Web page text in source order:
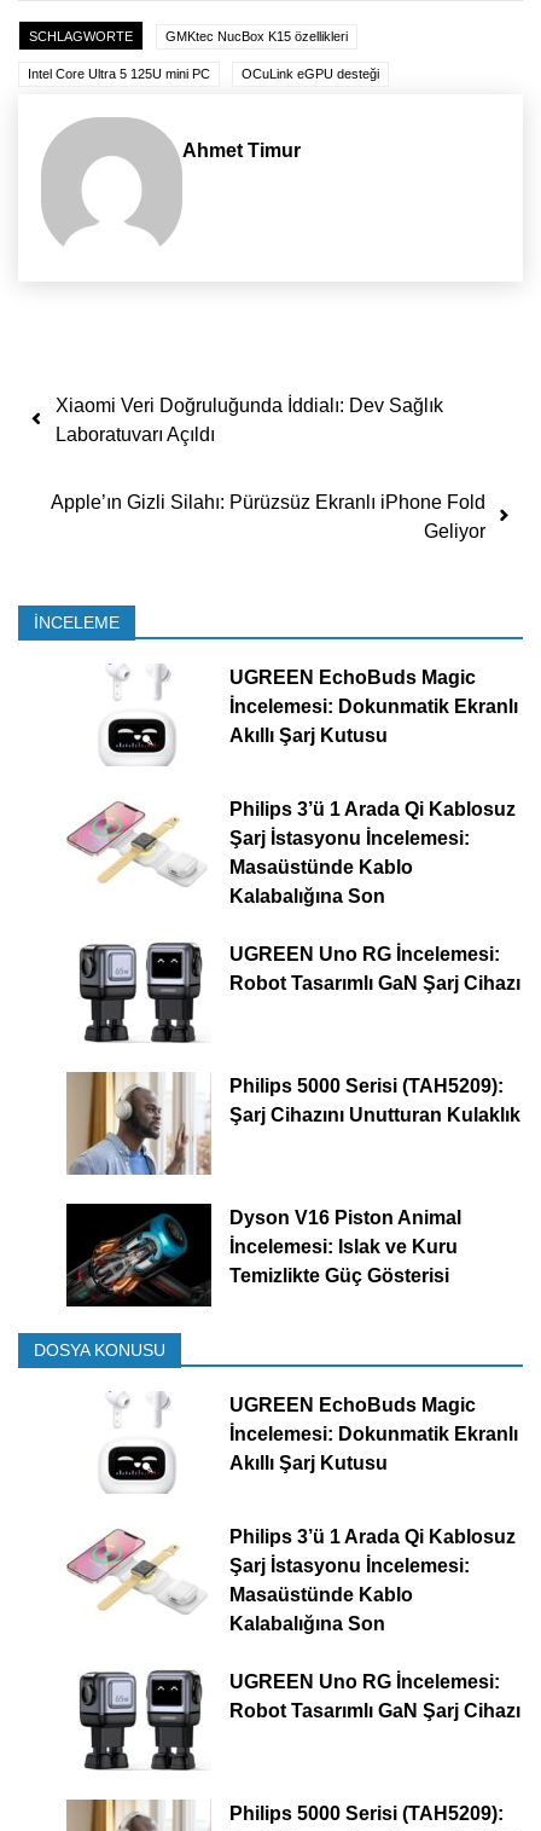
SCHLAGWORTE GMKtec NucBox K15 özellikleri
Intel Core Ultra 5 125U mini PC OCuLink eGPU desteği
Ahmet Timur
Yazı dolaşımı
Xiaomi Veri Doğruluğunda İddialı: Dev Sağlık
Laboratuvarı Açıldı
Apple’ın Gizli Silahı: Pürüzsüz Ekranlı iPhone Fold
Geliyor
İNCELEME
UGREEN EchoBuds Magic
İncelemesi: Dokunmatik Ekranlı
Akıllı Şarj Kutusu
Philips 3’ü 1 Arada Qi Kablosuz
Şarj İstasyonu İncelemesi:
Masaüstünde Kablo
Kalabalığına Son
UGREEN Uno RG İncelemesi:
Robot Tasarımlı GaN Şarj Cihazı
Philips 5000 Serisi (TAH5209):
Şarj Cihazını Unutturan Kulaklık
Dyson V16 Piston Animal
İncelemesi: Islak ve Kuru
Temizlikte Güç Gösterisi
DOSYA KONUSU
UGREEN EchoBuds Magic
İncelemesi: Dokunmatik Ekranlı
Akıllı Şarj Kutusu
Philips 3’ü 1 Arada Qi Kablosuz
Şarj İstasyonu İncelemesi:
Masaüstünde Kablo
Kalabalığına Son
UGREEN Uno RG İncelemesi:
Robot Tasarımlı GaN Şarj Cihazı
Philips 5000 Serisi (TAH5209):